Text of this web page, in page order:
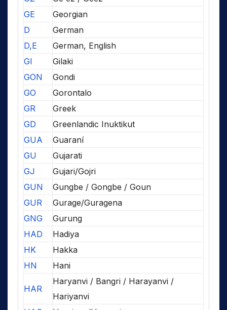
GE
Georgian
D
German
D,E
German, English
GI
Gilaki
GON
Gondi
GO
Gorontalo
GR
Greek
GD
Greenlandic Inuktikut
GUA
Guaraní
GU
Gujarati
GJ
Gujari/Gojri
GUN
Gungbe / Gongbe / Goun
GUR
Gurage/Guragena
GNG
Gurung
HAD
Hadiya
HK
Hakka
HN
Hani
HAR
Haryanvi / Bangri / Harayanvi /
Hariyanvi